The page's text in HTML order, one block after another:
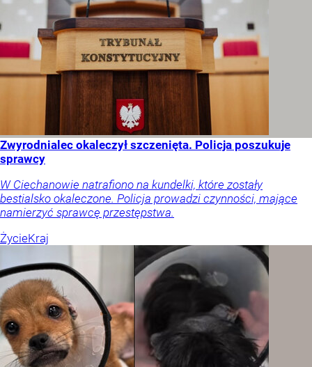
Zwyrodnialec okaleczył szczenięta. Policja poszukuje
sprawcy
W Ciechanowie natrafiono na kundelki, które zostały
bestialsko okaleczone. Policja prowadzi czynności, mające
namierzyć sprawcę przestępstwa.
ŻycieKraj